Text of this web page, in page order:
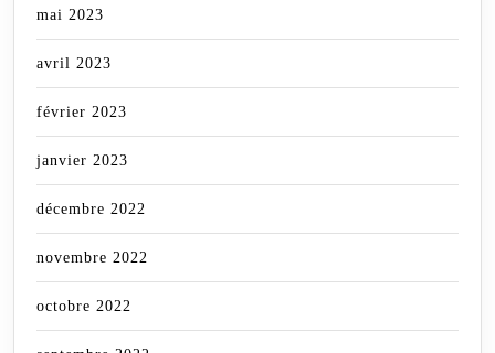
mai 2023
avril 2023
février 2023
janvier 2023
décembre 2022
novembre 2022
octobre 2022